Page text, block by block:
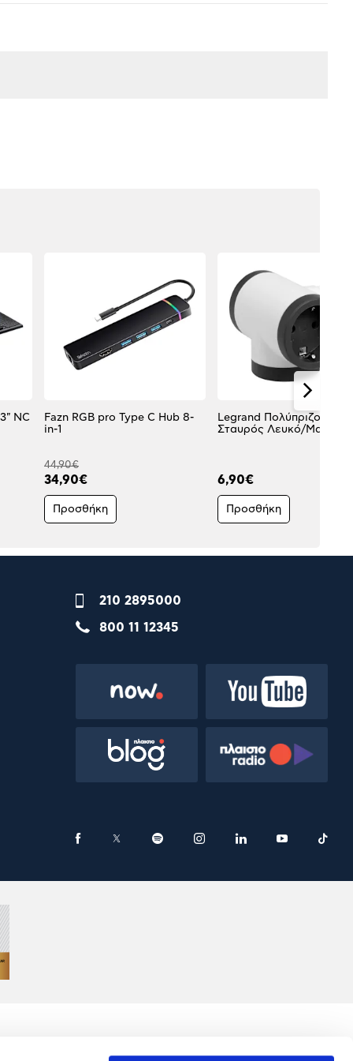
NC
Fazn RGB pro Type C Hub 8-
in-1
44,90€
34,90€
Προσθήκη
Legrand Πολύπριζο Ταφ
Σταυρός Λευκό/Μαύρο
6,90€
Προσθήκη
210 2895000
800 11 12345